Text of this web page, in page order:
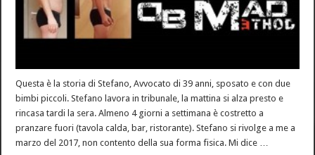
Questa è la storia di Stefano, Avvocato di 39 anni, sposato e con due
bimbi piccoli. Stefano lavora in tribunale, la mattina si alza presto e
rincasa tardi la sera. Almeno 4 giorni a settimana è costretto a
pranzare fuori (tavola calda, bar, ristorante). Stefano si rivolge a me a
marzo del 2017, non contento della sua forma fisica. Mi dice …